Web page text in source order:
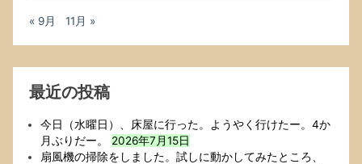
« 9月 11月 »
最近の投稿
今日（水曜日）、床屋に行った。ようやく行けたー。4か
月ぶりだー。
2026年7月15日
扇風機の掃除をしました。試しに動かしてみたところ、